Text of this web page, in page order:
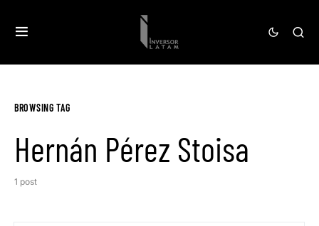
BROWSING TAG
Hernán Pérez Stoisa
1 post